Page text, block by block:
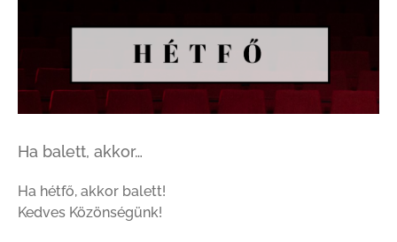
Ha balett, akkor…
Ha hétfő, akkor balett!
Kedves Közönségünk!